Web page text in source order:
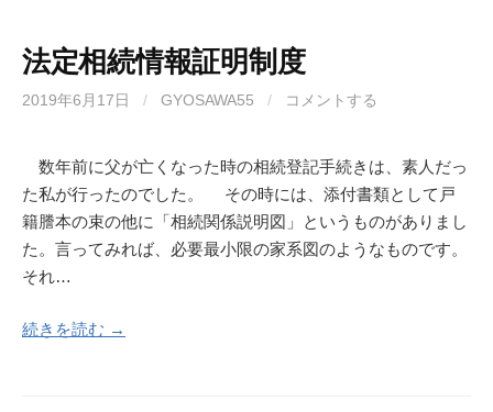
法定相続情報証明制度
2019年6月17日 / GYOSAWA55 / コメントする
数年前に父が亡くなった時の相続登記手続きは、素人だっ
た私が行ったのでした。 その時には、添付書類として戸
籍謄本の束の他に「相続関係説明図」というものがありまし
た。言ってみれば、必要最小限の家系図のようなものです。
それ…
続きを読む →